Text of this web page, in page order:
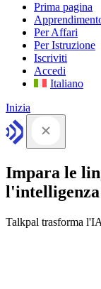
Prima pagina
Per Affari
Per Istruzione
Iscriviti
Accedi
Italiano
Inizia
Impara le
Talkpal trasforma